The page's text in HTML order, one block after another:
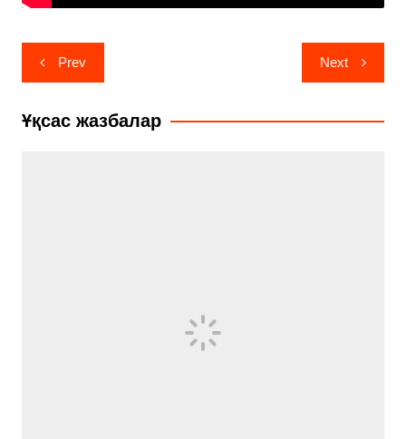
Навигация
по
записям
Prev Next
Ұқсас жазбалар